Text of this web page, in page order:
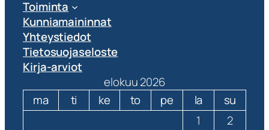
Toiminta
Kunniamaininnat
Yhteystiedot
Tietosuojaseloste
Kirja-arviot
elokuu 2026
ma
ti ke to pe la
su
1
2